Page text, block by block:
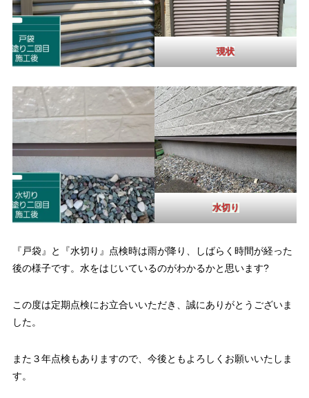
現状
水切り
『戸袋』と『水切り』点検時は雨が降り、しばらく時間が経った
後の様子です。水をはじいているのがわかるかと思います?
この度は定期点検にお立合いいただき、誠にありがとうございま
した。
また３年点検もありますので、今後ともよろしくお願いいたしま
す。